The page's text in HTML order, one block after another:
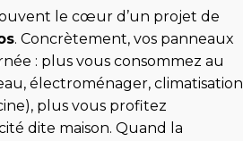
le cœur d’un projet de
. Concrètement, vos panneaux
: plus vous consommez au
électroménager, climatisation
plus vous profitez
dite maison. Quand la